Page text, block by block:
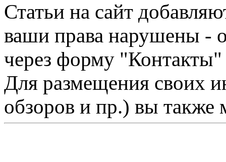
Статьи на сайт
ваши права нарушены -
через форму "Контакты"
Для размещения своих
обзоров и пр.) вы также